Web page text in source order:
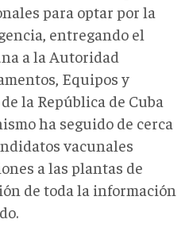
para optar por la
entregando el
a la Autoridad
Equipos y
la República de Cuba
ha seguido de cerca
vacunales
a las plantas de
de toda la información